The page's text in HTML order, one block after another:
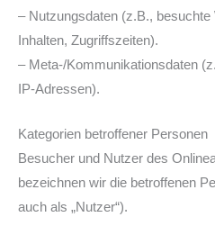
– Nutzungsdaten (z.B.,
Inhalten, Zugriffszeiten).
– Meta-/Kommunikationsdaten
IP-Adressen).
Kategorien betroffener Personen
Besucher und Nutzer des
bezeichnen wir die betroffenen
auch als „Nutzer“).